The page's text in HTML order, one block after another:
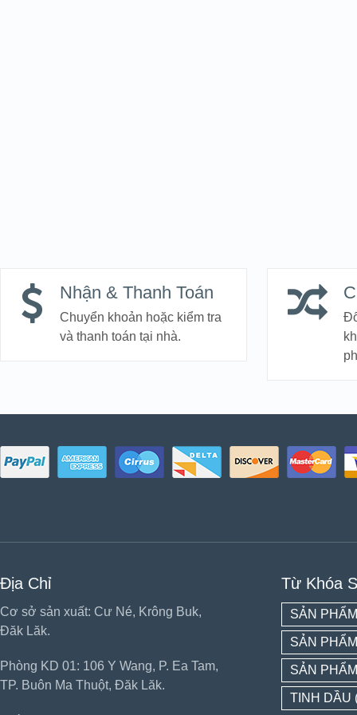
Nhận & Thanh Toán
Chuyển khoản hoặc kiểm tra
và thanh toán tại nhà.
Địa Chỉ
Cơ sở sản xuất: Cư Né, Krông Buk,
Đăk Lăk.
Phòng KD 01: 106 Y Wang, P. Ea Tam,
TP. Buôn Ma Thuột, Đăk Lăk.
Từ Khóa
SẢN
SẢN
SẢN
TINH DẦU